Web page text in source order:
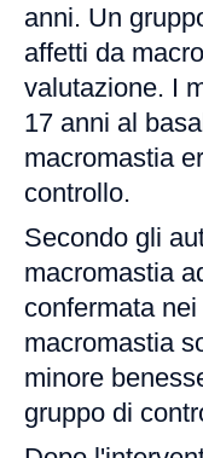
anni. Un
affetti da
valutazione. I
17 anni al
macromastia
controllo.
Secondo gli
macromastia
confermata
macromastia
minore
gruppo di